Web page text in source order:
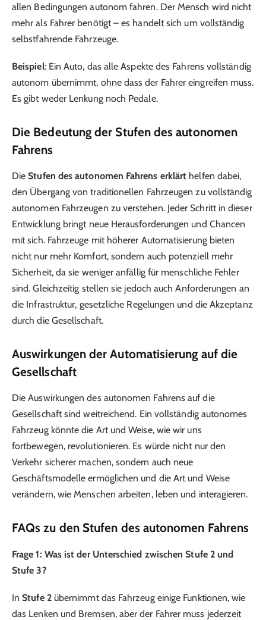
allen Bedingungen autonom fahren. Der Mensch wird nicht
mehr als Fahrer benötigt – es handelt sich um vollständig
selbstfahrende Fahrzeuge.
Beispiel: Ein Auto, das alle Aspekte des Fahrens vollständig
autonom übernimmt, ohne dass der Fahrer eingreifen muss.
Es gibt weder Lenkung noch Pedale.
Die Bedeutung der Stufen des autonomen
Fahrens
DieStufen des autonomen Fahrens erklärt helfen dabei,
den Übergang von traditionellen Fahrzeugen zu vollständig
autonomen Fahrzeugen zu verstehen. Jeder Schritt in dieser
Entwicklung bringt neue Herausforderungen und Chancen
mit sich. Fahrzeuge mit höherer Automatisierung bieten
nicht nur mehr Komfort, sondern auch potenziell mehr
Sicherheit, da sie weniger anfällig für menschliche Fehler
sind. Gleichzeitig stellen sie jedoch auch Anforderungen an
die Infrastruktur, gesetzliche Regelungen und die Akzeptanz
durch die Gesellschaft.
Auswirkungen der Automatisierung auf die
Gesellschaft
Die Auswirkungen des autonomen Fahrens auf die
Gesellschaft sind weitreichend. Ein vollständig autonomes
Fahrzeug könnte die Art und Weise, wie wir uns
fortbewegen, revolutionieren. Es würde nicht nur den
Verkehr sicherer machen, sondern auch neue
Geschäftsmodelle ermöglichen und die Art und Weise
verändern, wie Menschen arbeiten, leben und interagieren.
FAQs zu den Stufen des autonomen Fahrens
Frage 1: Was ist der Unterschied zwischen Stufe 2 und
Stufe 3?
InStufe 2übernimmt das Fahrzeug einige Funktionen, wie
das Lenken und Bremsen, aber der Fahrer muss jederzeit